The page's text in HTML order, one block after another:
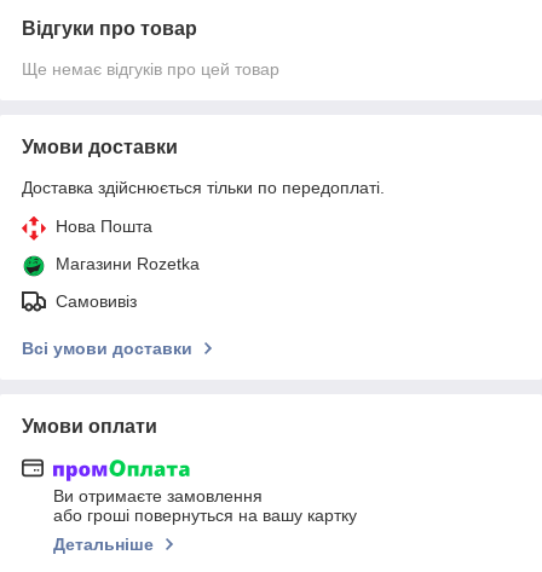
Відгуки про товар
Ще немає відгуків про цей товар
Умови доставки
Доставка здійснюється тільки по передоплаті.
Нова Пошта
Магазини Rozetka
Самовивіз
Всі умови доставки
Умови оплати
Ви отримаєте замовлення
або гроші повернуться на вашу картку
Детальніше